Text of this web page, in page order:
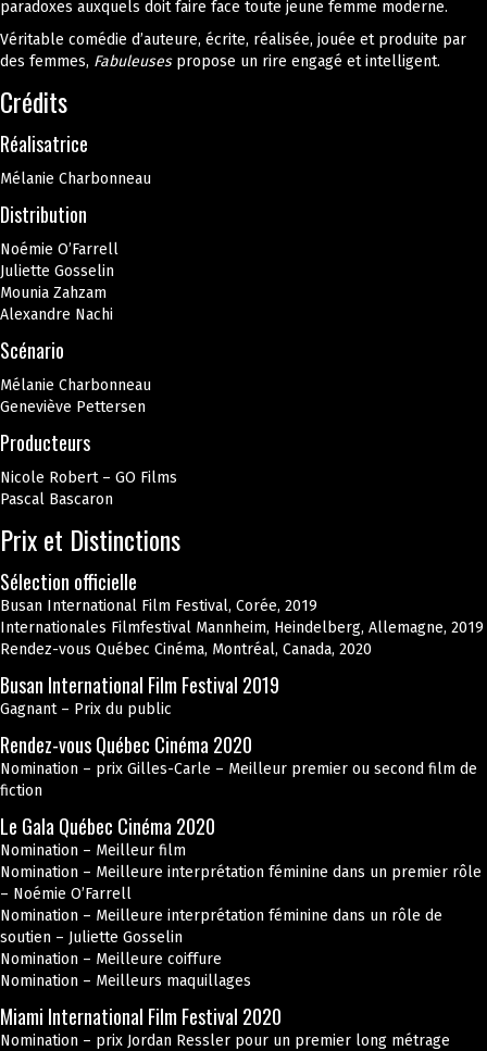
paradoxes auxquels doit faire face toute jeune femme moderne.
Véritable comédie d’auteure, écrite, réalisée, jouée et produite par
des femmes, Fabuleusespropose un rire engagé et intelligent.
Crédits
Réalisatrice
Mélanie Charbonneau
Distribution
Noémie O’Farrell
Juliette Gosselin
Mounia Zahzam
Alexandre Nachi
Scénario
Mélanie Charbonneau
Geneviève Pettersen
Producteurs
Nicole Robert – GO Films
Pascal Bascaron
Prix et Distinctions
Sélection officielle
Busan International Film Festival, Corée, 2019
Internationales Filmfestival Mannheim, Heindelberg, Allemagne, 2019
Rendez-vous Québec Cinéma, Montréal, Canada, 2020
Busan International Film Festival 2019
Gagnant – Prix du public
Rendez-vous Québec Cinéma 2020
Nomination – prix Gilles-Carle – Meilleur premier ou second film de
fiction
Le Gala Québec Cinéma 2020
Nomination – Meilleur film
Nomination – Meilleure interprétation féminine dans un premier rôle
– Noémie O’Farrell
Nomination – Meilleure interprétation féminine dans un rôle de
soutien – Juliette Gosselin
Nomination – Meilleure coiffure
Nomination – Meilleurs maquillages
Miami International Film Festival 2020
Nomination – prix Jordan Ressler pour un premier long métrage